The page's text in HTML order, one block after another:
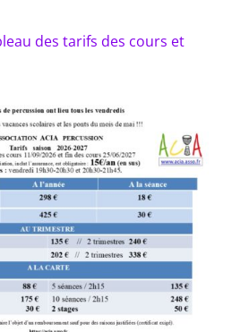
des tarifs des cours et